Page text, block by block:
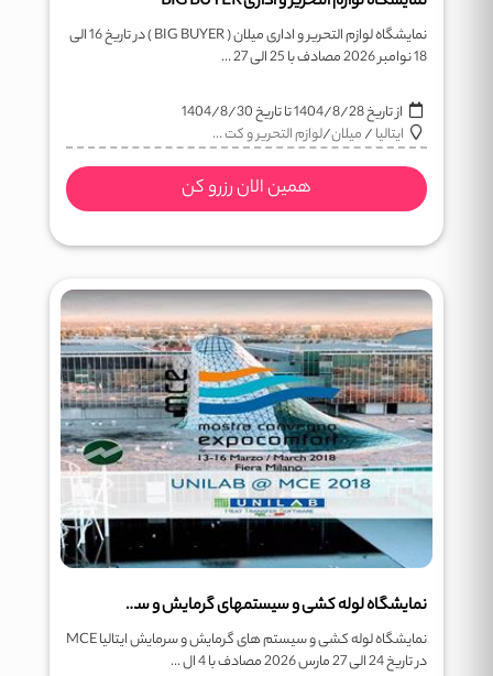
نمایشگاه لوازم التحریر و اداری میلان ( BIG BUYER ) در تاریخ 16 الی
18 نوامبر 2026 مصادف با 25 الی 27 ...
از تاریخ1404/8/28تا تاریخ1404/8/30
ایتالیا/میلان/لوازم التحریر و کت ...
همین الان رزرو کن
نمایشگاه لوله کشی و سیستمهای گرمایش و سرمایش MCE
نمایشگاه لوله کشی و سیستم های گرمایش و سرمایش ایتالیا MCE
در تاریخ 24 الی 27 مارس 2026 مصادف با 4 ال ...